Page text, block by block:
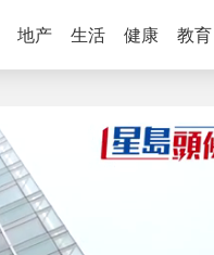
地产 生活 健康 教育